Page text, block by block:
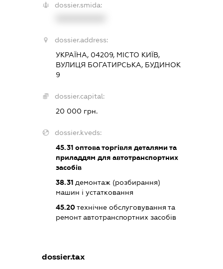
dossier.smida:
dossier.address:
УКРАЇНА, 04209, МІСТО КИЇВ,
ВУЛИЦЯ БОГАТИРСЬКА, БУДИНОК
9
dossier.capital:
20 000 грн.
dossier.kveds:
45.31оптова торгівля деталями та
приладдям для автотранспортних
засобів
38.31демонтаж (розбирання)
машин і устатковання
45.20технічне обслуговування та
ремонт автотранспортних засобів
dossier.tax